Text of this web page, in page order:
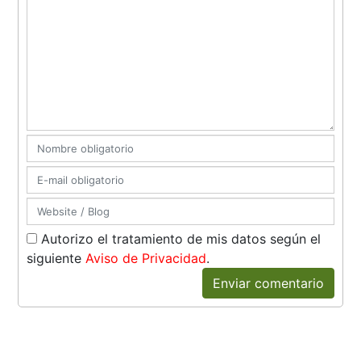
Autorizo el tratamiento de mis datos según el
siguienteAviso de Privacidad.
Enviar comentario